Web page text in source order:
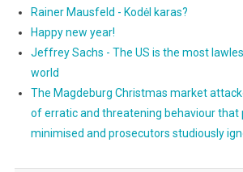
Rainer Mausfeld - Kodėl karas?
Happy new year!
Jeffrey Sachs - The US is the most
world
The Magdeburg Christmas market
of erratic and threatening behaviour that
minimised and prosecutors studiously